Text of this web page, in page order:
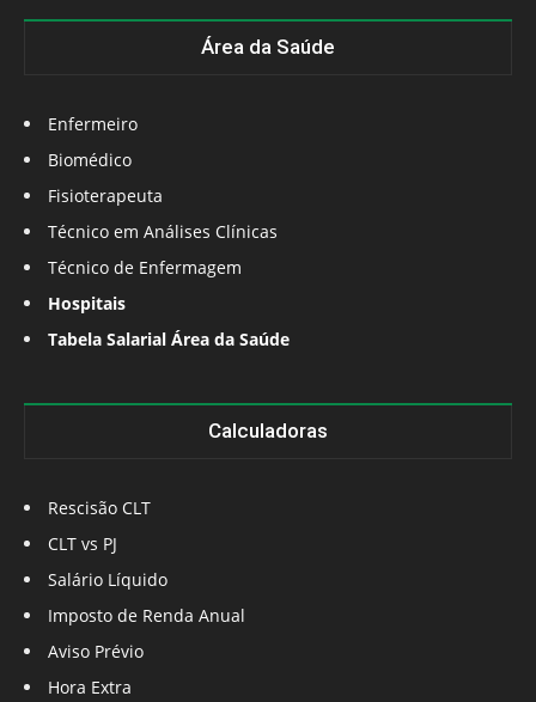
Área da Saúde
Enfermeiro
Biomédico
Fisioterapeuta
Técnico em Análises Clínicas
Técnico de Enfermagem
Hospitais
Tabela Salarial Área da Saúde
Calculadoras
Rescisão CLT
CLT vs PJ
Salário Líquido
Imposto de Renda Anual
Aviso Prévio
Hora Extra